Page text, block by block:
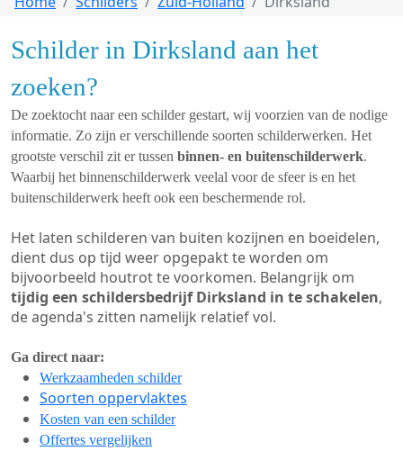
Schilder in Dirksland aan het
zoeken?
De zoektocht naar een schilder gestart, wij voorzien van de nodige
informatie. Zo zijn er verschillende soorten schilderwerken. Het
grootste verschil zit er tussen binnen- en buitenschilderwerk.
Waarbij het binnenschilderwerk veelal voor de sfeer is en het
buitenschilderwerk heeft ook een beschermende rol.
Het laten schilderen van buiten kozijnen en boeidelen,
dient dus op tijd weer opgepakt te worden om
bijvoorbeeld houtrot te voorkomen. Belangrijk om
tijdig een schildersbedrijf Dirksland in te schakelen,
de agenda's zitten namelijk relatief vol.
Ga direct naar:
Werkzaamheden schilder
Soorten oppervlaktes
Kosten van een schilder
Offertes vergelijken